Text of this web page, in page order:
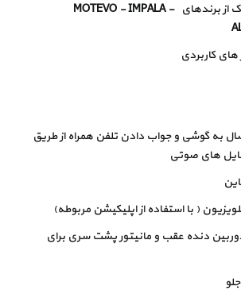
از برندهایMOTEVO - IMPALA -
کاربردی
به گوشی و جواب دادن تلفن همراه از طریق
های صوتی
( با استفاده از اپلیکیشن مربوطه)
دنده عقب و مانیتور پشت سری برای